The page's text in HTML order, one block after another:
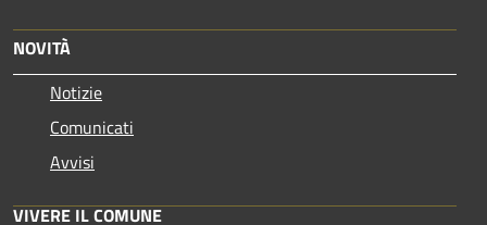
NOVITÀ
Notizie
Comunicati
Avvisi
VIVERE IL COMUNE